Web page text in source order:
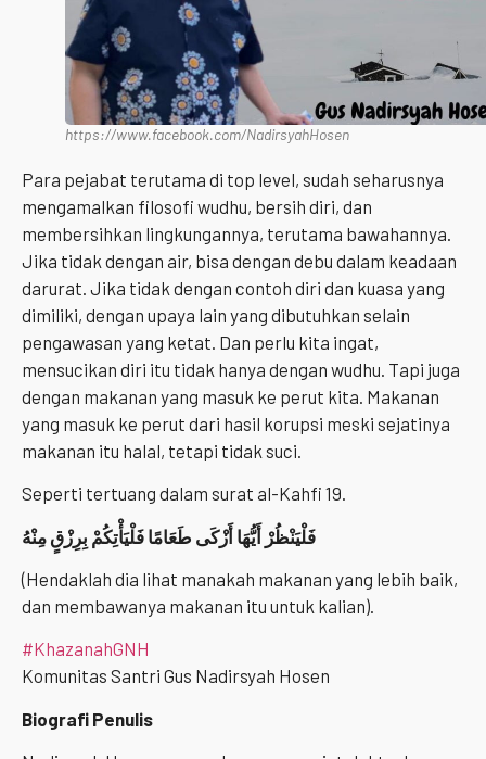
https://www.facebook.com/NadirsyahHosen
Para pejabat terutama di top level, sudah seharusnya
mengamalkan filosofi wudhu, bersih diri, dan
membersihkan lingkungannya, terutama bawahannya.
Jika tidak dengan air, bisa dengan debu dalam keadaan
darurat. Jika tidak dengan contoh diri dan kuasa yang
dimiliki, dengan upaya lain yang dibutuhkan selain
pengawasan yang ketat. Dan perlu kita ingat,
mensucikan diri itu tidak hanya dengan wudhu. Tapi juga
dengan makanan yang masuk ke perut kita. Makanan
yang masuk ke perut dari hasil korupsi meski sejatinya
makanan itu halal, tetapi tidak suci.
Seperti tertuang dalam surat al-Kahfi 19.
فَلْيَنْظُرْ أَيُّهَا أَزْكَى طَعَامًا فَلْيَأْتِكُمْ بِرِزْقٍ مِنْهُ
(Hendaklah dia lihat manakah ma­kanan yang lebih baik,
dan membawanya makan­an itu untuk kalian).
#KhazanahGNH
Komunitas Santri Gus Nadirsyah Hosen
Biografi Penulis